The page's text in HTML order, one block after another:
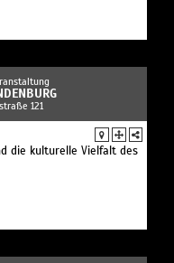
121
die kulturelle Vielfalt des